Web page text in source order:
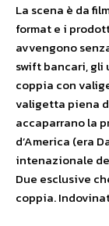
La scena è da
format e i
avvengono
swift bancari, gli
coppia con
valigetta piena
accaparrano la
d’America (era
intenazionale
Due esclusive
coppia.